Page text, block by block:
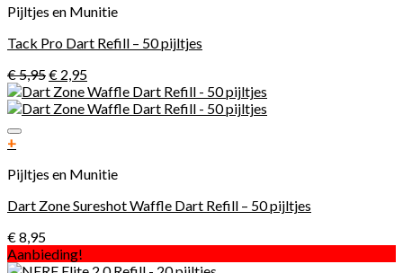
Pijltjes en Munitie
Tack Pro Dart Refill – 50 pijltjes
€5,95€ 2,95
+
Pijltjes en Munitie
Dart Zone Sureshot Waffle Dart Refill – 50 pijltjes
€8,95
Aanbieding!